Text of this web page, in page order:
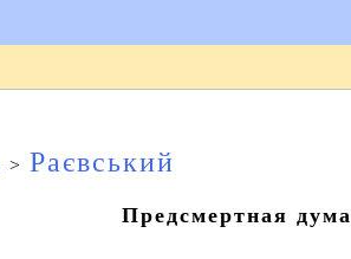
> Раєвський
Предсмертная дума